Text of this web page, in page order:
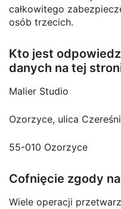
całkowitego
osób trzecich.
Kto jest
danych na tej
Malier Studio
Ozorzyce, ulica
55-010 Ozorzyce
Cofnięcie zgody
Wiele operacji